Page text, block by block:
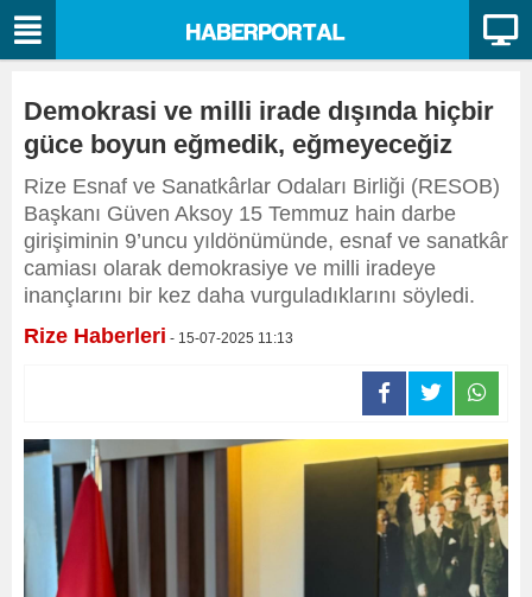
Demokrasi ve milli irade dışında hiçbir
güce boyun eğmedik, eğmeyeceğiz
Rize Esnaf ve Sanatkârlar Odaları Birliği (RESOB)
Başkanı Güven Aksoy 15 Temmuz hain darbe
girişiminin 9’uncu yıldönümünde, esnaf ve sanatkâr
camiası olarak demokrasiye ve milli iradeye
inançlarını bir kez daha vurguladıklarını söyledi.
Rize Haberleri - 15-07-2025 11:13